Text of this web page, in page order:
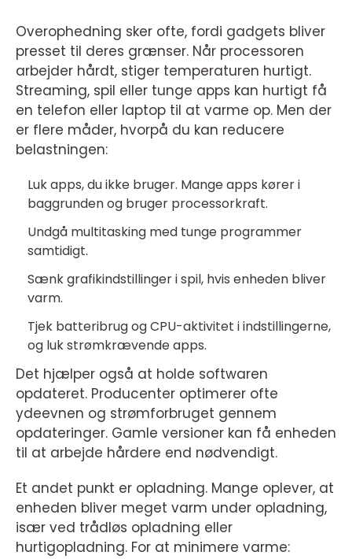
Overophedning sker ofte, fordi gadgets bliver
presset til deres grænser. Når processoren
arbejder hårdt, stiger temperaturen hurtigt.
Streaming, spil eller tunge apps kan hurtigt få
en telefon eller laptop til at varme op. Men der
er flere måder, hvorpå du kan reducere
belastningen:
Luk apps, du ikke bruger. Mange apps kører i
baggrunden og bruger processorkraft.
Undgå multitasking med tunge programmer
samtidigt.
Sænk grafikindstillinger i spil, hvis enheden bliver
varm.
Tjek batteribrug og CPU-aktivitet i indstillingerne,
og luk strømkrævende apps.
Det hjælper også at holde softwaren
opdateret. Producenter optimerer ofte
ydeevnen og strømforbruget gennem
opdateringer. Gamle versioner kan få enheden
til at arbejde hårdere end nødvendigt.
Et andet punkt er opladning. Mange oplever, at
enheden bliver meget varm under opladning,
især ved trådløs opladning eller
hurtigopladning. For at minimere varme: